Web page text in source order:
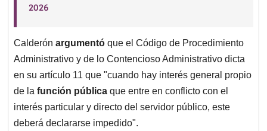
2026
Calderón argumentó que el Código de Procedimiento
Administrativo y de lo Contencioso Administrativo dicta
en su artículo 11 que "cuando hay interés general propio
de la función pública que entre en conflicto con el
interés particular y directo del servidor público, este
deberá declararse impedido".